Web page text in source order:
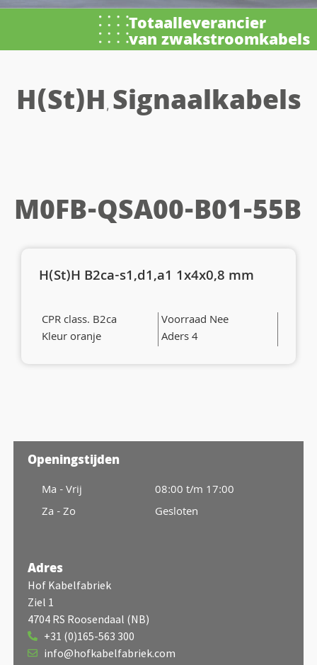
Totaalleverancier
van zwakstroomkabels
H(St)H , Signaalkabels
M0FB-QSA00-B01-55B
H(St)H B2ca-s1,d1,a1 1x4x0,8 mm
CPR class. B2ca
Voorraad Nee
Kleur oranje
Aders 4
Openingstijden
Ma - Vrij
Za - Zo
08:00 t/m 17:00
Gesloten
Adres
Hof Kabelfabriek
Ziel 1
4704 RS Roosendaal (NB)
+31 (0)165-563 300
info@hofkabelfabriek.com